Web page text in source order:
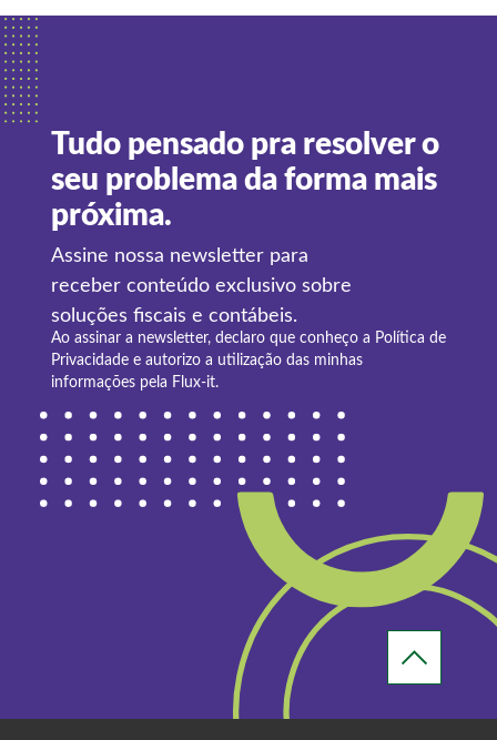
Tudo pensado pra resolver o
seu problema da forma mais
próxima.
Assine nossa newsletter para
receber conteúdo exclusivo sobre
soluções fiscais e contábeis.
Ao assinar a newsletter, declaro que conheço a Política de
Privacidade e autorizo a utilização das minhas
informações pela Flux-it.